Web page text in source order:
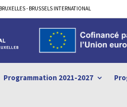
- BRUSSELS INTERNATIONAL
Programmation 2021-2027